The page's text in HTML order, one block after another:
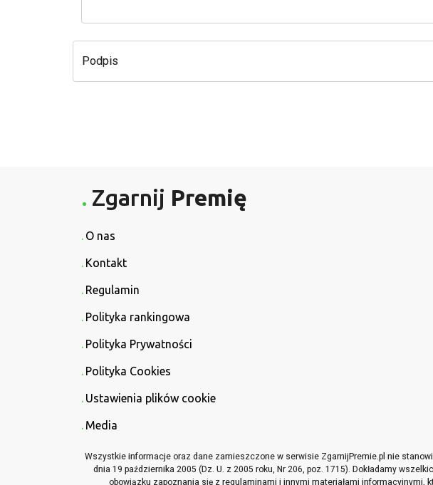
Podpis
Zgarnij Premię
O nas
Kontakt
Regulamin
Polityka rankingowa
Polityka Prywatności
Polityka Cookies
Ustawienia plików cookie
Media
Wszystkie informacje oraz dane zamieszczone w serwisie ZgarnijPremie.pl nie
dnia 19 października 2005 (Dz. U. z 2005 roku, Nr 206, poz. 1715). Dokładamy
obowiązku zapoznania się z regulaminami i innymi materiałami informacyjnymi,